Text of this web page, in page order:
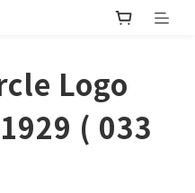
Logo
( 033